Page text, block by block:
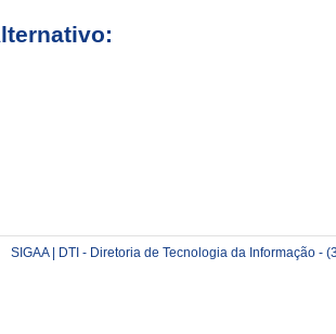
SIGAA | DTI - Diretoria de Tecnologia da Informação